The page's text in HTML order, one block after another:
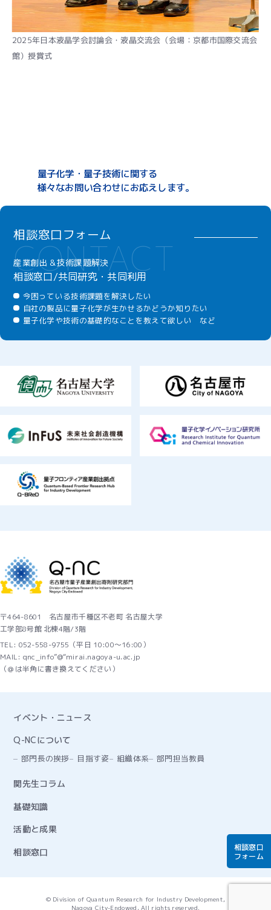
2025年日本液晶学会討論会・液晶交流会（会場：京都市国際交流会
館）授賞式
量子化学・量子技術に関する
様々なお問い合わせにお応えします。
相談窓口フォーム
産業創出＆技術課題解決
相談窓口/共同研究・共同利用
今困っている技術課題を解決したい
自社の製品に量子化学が生かせるかどうか知りたい
量子化学や技術の基礎的なことを教えて欲しい など
〒464-8601 名古屋市千種区不老町 名古屋大学
工学部8号館 北棟4階/3階
TEL: 052-558-9755（平日 10:00～16:00）
MAIL: qnc_info”@“mirai.nagoya-u.ac.jp
（＠は半角に書き換えてください）
イベント・ニュース
Q-NCについて
部門長の挨拶 目指す姿 組織体系 部門担当教員
関先生コラム
基礎知識
活動と成果
相談窓口
© Division of Quantum Research for Industry Development,
Nagoya City-Endowed, All rights reserved.
相談窓口
フォーム